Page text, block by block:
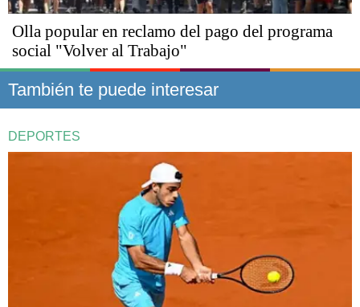
Olla popular en reclamo del pago del programa
social "Volver al Trabajo"
También te puede interesar
DEPORTES